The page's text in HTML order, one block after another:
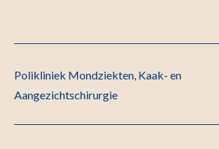
Polikliniek Mondziekten, Kaak- en
Aangezichtschirurgie